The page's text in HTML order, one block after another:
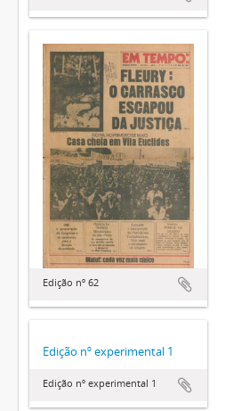
Edição nº 62
Edição nº experimental 1
Edição nº experimental 1